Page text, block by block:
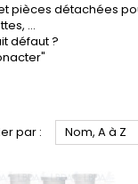
pièces détachées
...
défaut ?
"
par : Nom, A à Z